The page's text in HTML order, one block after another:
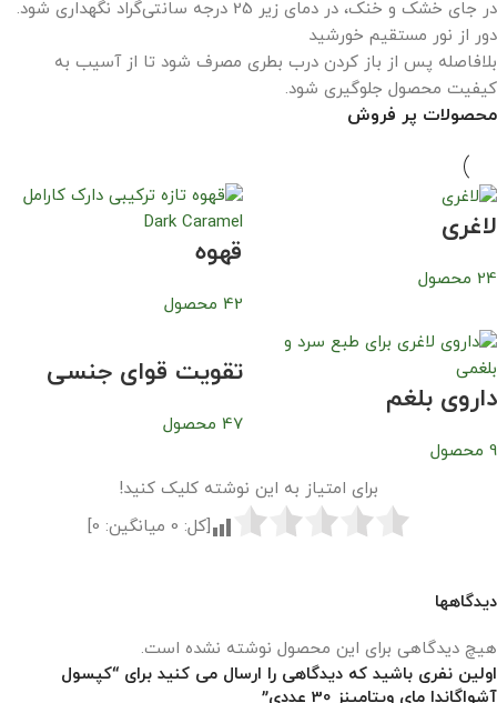
در جای خشک و خنک، در دمای زیر 25 درجه سانتی‌گراد نگهداری شود.
دور از نور مستقیم خورشید
بلافاصله پس از باز کردن درب بطری مصرف شود تا از آسیب به
کیفیت محصول جلوگیری شود.
محصولات پر فروش
لاغری
24 محصول
قهوه
42 محصول
داروی بلغم
9 محصول
تقویت قوای جنسی
47 محصول
برای امتیاز به این نوشته کلیک کنید!
[کل: 0 میانگین: 0
]
دیدگاهها
هیچ دیدگاهی برای این محصول نوشته نشده است.
اولین نفری باشید که دیدگاهی را ارسال می کنید برای “کپسول
آشواگاندا مای ویتامینز 30 عددی”